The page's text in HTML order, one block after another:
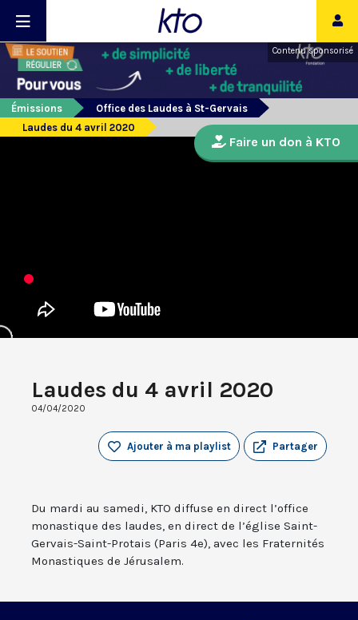
Contenu sponsorisé
Émissions
Office des Laudes à St-Gervais
Laudes du 4 avril 2020
Laudes du 4 avril 2020
04/04/2020
Partager
Ajouter à ma playlist
Du mardi au samedi, KTO diffuse en direct l’office
monastique des laudes, en direct de l’église Saint-
Gervais-Saint-Protais (Paris 4e), avec les Fraternités
Monastiques de Jérusalem.
Faire un don à KTO